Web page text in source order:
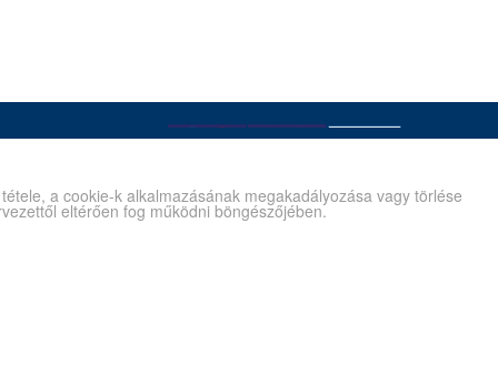
a cookie-k alkalmazásának megakadályozása vagy törlése
eltérően fog működni böngészőjében.